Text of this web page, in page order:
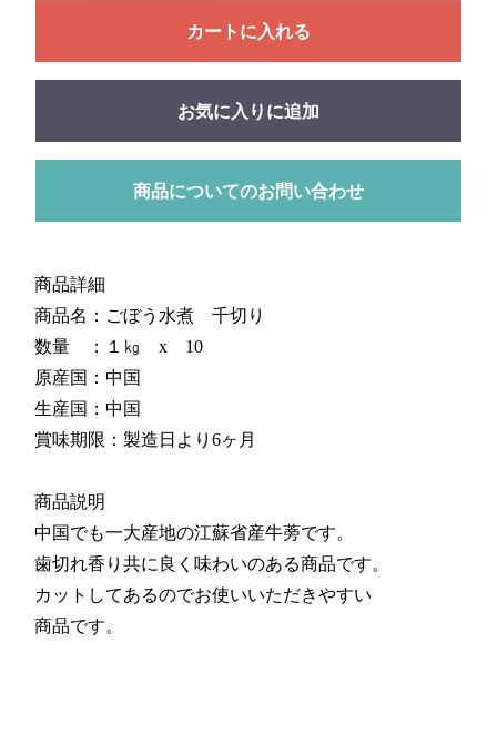
カートに入れる
お気に入りに追加
商品についてのお問い合わせ
商品詳細
商品名：ごぼう水煮 千切り
数量 ：１㎏ x 10
原産国：中国
生産国：中国
賞味期限：製造日より6ヶ月
商品説明
中国でも一大産地の江蘇省産牛蒡です。
歯切れ香り共に良く味わいのある商品です。
カットしてあるのでお使いいただきやすい
商品です。